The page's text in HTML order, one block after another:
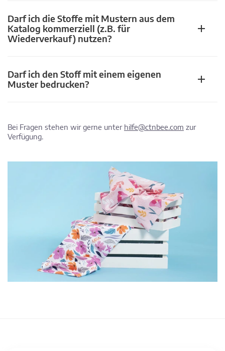
Darf ich die Stoffe mit Mustern aus dem
Katalog kommerziell (z.B. für
Wiederverkauf) nutzen?
Darf ich den Stoff mit einem eigenen
Muster bedrucken?
Bei Fragen stehen wir gerne unter hilfe@ctnbee.com zur
Verfügung.